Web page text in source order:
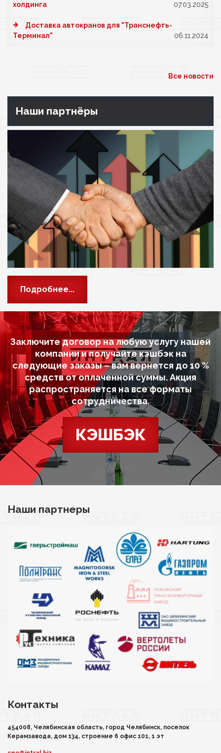
холдинга
07.03.2025
Доставка автокранов для "Транснефть-
Терминал"
06.11.2024
Все новости
Наши партнёры
Подробнее...
Заключите договор на любую услугу нашей
компании и получайте кэшбэк на
следующие заказы – вам вернется до 10 %
средств от оплаченной суммы. Акция
распространяется на все форматы
сотрудничества.
КЭШБЭК
Наши партнеры
Контакты
454008, Челябинская область, город Челябинск, поселок
Керамзавода, дом 134, строение 6 офис 101, 1 эт